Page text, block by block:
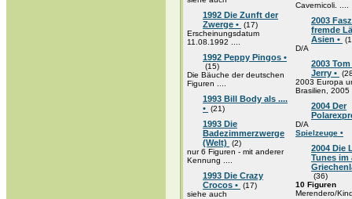
1992 Die Zunft der
Zwerge • (17)
Erscheinungsdatum
11.08.1992 ....
1992 Peppy Pingos •
(15)
Die Bäuche der deutschen
Figuren ....
1993 Bill Body als ....
• (21)
1993 Die
Badezimmerzwerge
(Welt)
(2)
nur 6 Figuren - mit anderer
Kennung ....
1993 Die Crazy
Crocos • (17)
siehe auch
Cavernicoli. ....
2003
fremde
Asien •
D/A
2003
Jerry •
2003 Europa
Brasilien, 2005
2004 Der
D/A
Spielzeuge •
2004 Die
Tunes im
(36)
10 Figuren
Merendero/